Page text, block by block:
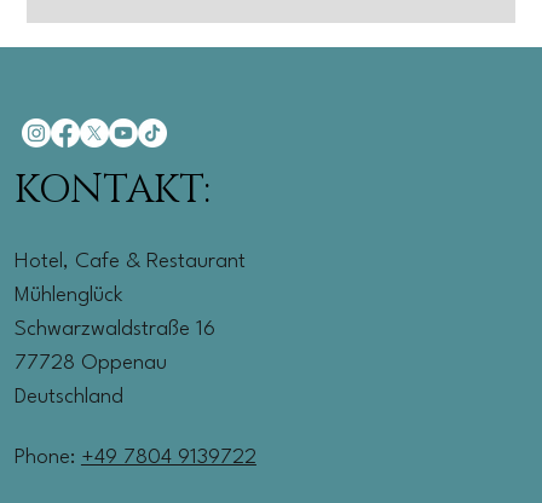
KONTAKT:
Hotel, Cafe & Restaurant
Mühlenglück
Schwarzwaldstraße 16
77728 Oppenau
Deutschland
Phone: +49 7804 9139722